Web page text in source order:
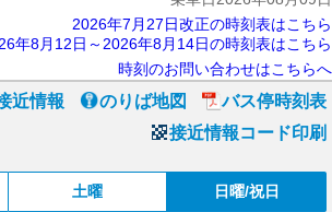
2026年7月27日改正の時刻表はこちら
年8月12日～2026年8月14日の時刻表はこちら
時刻のお問い合わせはこちらへ
近情報 のりば地図
バス停時刻表
接近情報コード印刷
土曜 日曜/祝日